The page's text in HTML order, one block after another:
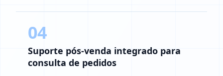
04
Suporte pós-venda integrado para
consulta de pedidos